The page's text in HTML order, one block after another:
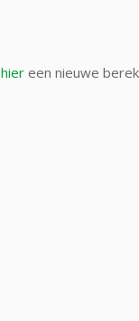
hiereen nieuwe